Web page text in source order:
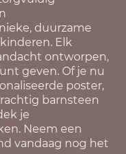
duurzame
Elk
ontworpen,
geven. Of je nu
poster,
barnsteen
je
Neem een
vandaag nog het